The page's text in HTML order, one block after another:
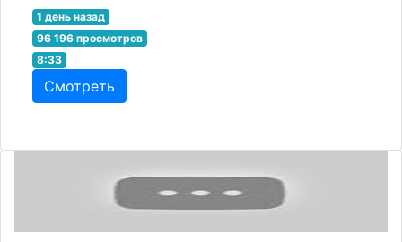
1 день назад
96 196 просмотров
8:33
Смотреть